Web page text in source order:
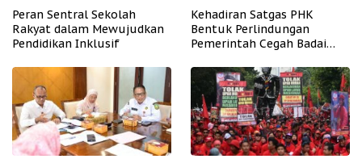
Peran Sentral Sekolah
Rakyat dalam Mewujudkan
Pendidikan Inklusif
Kehadiran Satgas PHK
Bentuk Perlindungan
Pemerintah Cegah Badai